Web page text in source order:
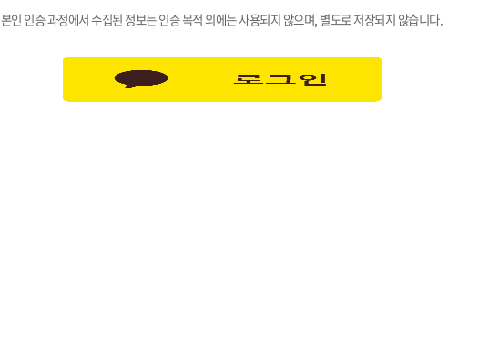
본인 인증 과정에서 수집된 정보는 인증 목적 외에는 사용되지 않으며, 별도로 저장되지 않습니다.